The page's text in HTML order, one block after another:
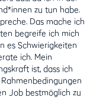
zu tun habe.
Das mache ich
begreife ich mich
es Schwierigkeiten
ich. Mein
ist, dass ich
Job bestmöglich zu